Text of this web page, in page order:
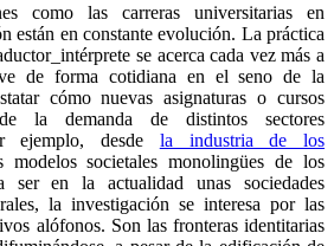
como las carreras universitarias en
están en constante evolución. La práctica
se acerca cada vez más a
de forma cotidiana en el seno de la
cómo nuevas asignaturas o cursos
la demanda de distintos sectores
ejemplo, desde la industria de los
modelos societales monolingües de los
ser en la actualidad unas sociedades
la investigación se interesa por las
alófonos. Son las fronteras identitarias